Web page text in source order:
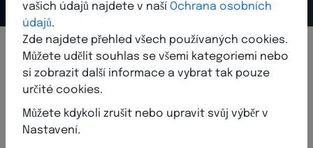
uvit o tom . Poz vat přátele a pa rtn ery . Získa
nus.
ffiliate nově přemýšlen
vašich údajů najdete v naší Ochrana osobních
údajů.
Zde najdete přehled všech používaných cookies.
Můžete udělit souhlas se všemi kategoriemi nebo
si zobrazit další informace a vybrat tak pouze
určité cookies.
Můžete kdykoli zrušit nebo upravit svůj výběr v
Nastavení.